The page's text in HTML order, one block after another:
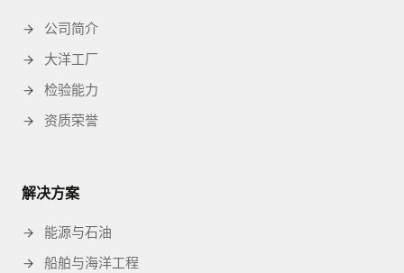
公司简介
大洋工厂
检验能力
资质荣誉
解决方案
能源与石油
船舶与海洋工程